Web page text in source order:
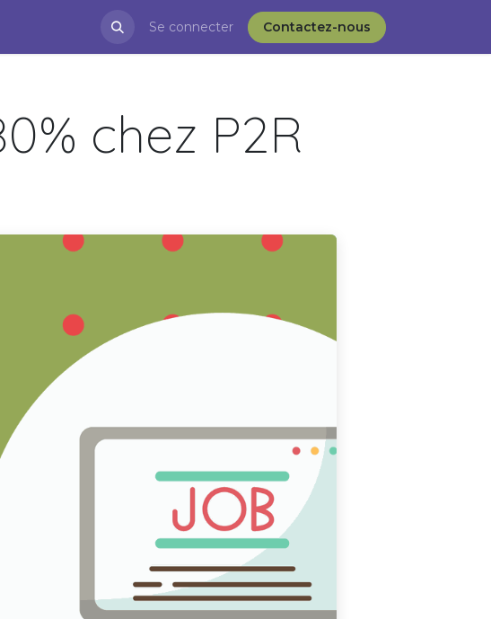
Prestations Blog APRÈS-VD et l'ESS
Se connecter Contactez-nous
chez P2R